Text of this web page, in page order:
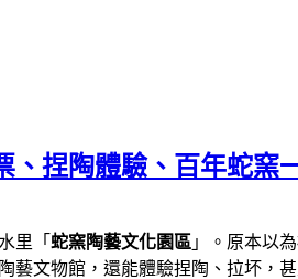
捏陶體驗、百年蛇窯
里「 蛇窯陶藝文化園區 」。原本以
藝文物館，還能體驗捏陶、拉坏